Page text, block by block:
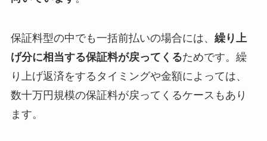
保証料型の中でも一括前払いの場合には、 繰り上
げ分に相当する保証料が戻ってくるためです。繰
り上げ返済をするタイミングや金額によっては、
数十万円規模の保証料が戻ってくるケースもあり
ます。